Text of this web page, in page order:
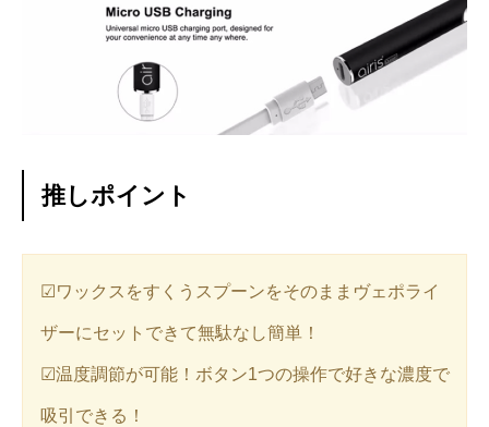
推しポイント
☑︎ワックスをすくうスプーンをそのままヴェポライ
ザーにセットできて無駄なし簡単！
☑︎温度調節が可能！ボタン1つの操作で好きな濃度で
吸引できる！